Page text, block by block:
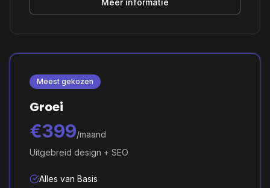
Meer informatie
Meest gekozen
Groei
€399/maand
Uitgebreid design + SEO
Alles van Basis